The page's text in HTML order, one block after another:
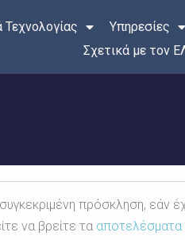
Υπηρεσίες
Σχετικά με τον
συγκεκριμένη πρόσκληση, εάν
να βρείτε τα